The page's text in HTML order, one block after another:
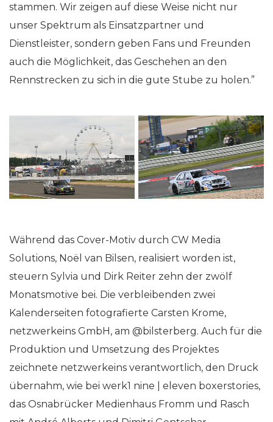
stammen. Wir zeigen auf diese Weise nicht nur
unser Spektrum als Einsatzpartner und
Dienstleister, sondern geben Fans und Freunden
auch die Möglichkeit, das Geschehen an den
Rennstrecken zu sich in die gute Stube zu holen.”
Während das Cover-Motiv durch CW Media
Solutions, Noël van Bilsen, realisiert worden ist,
steuern Sylvia und Dirk Reiter zehn der zwölf
Monatsmotive bei. Die verbleibenden zwei
Kalenderseiten fotografierte Carsten Krome,
netzwerkeins GmbH, am @bilsterberg. Auch für die
Produktion und Umsetzung des Projektes
zeichnete netzwerkeins verantwortlich, den Druck
übernahm, wie bei werk1 nine | eleven boxerstories,
das Osnabrücker Medienhaus Fromm und Rasch